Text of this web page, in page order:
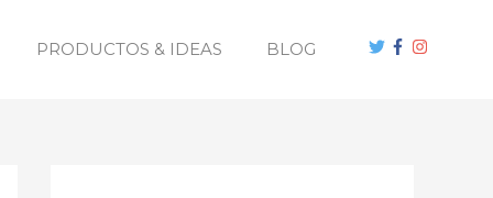
PRODUCTOS & IDEAS BLOG